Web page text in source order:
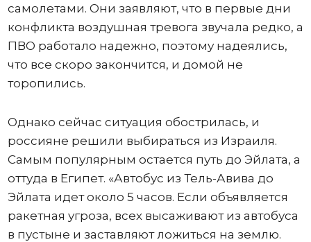
самолетами. Они заявляют, что в первые дни
конфликта воздушная тревога звучала редко, а
ПВО работало надежно, поэтому надеялись,
что все скоро закончится, и домой не
торопились.
Однако сейчас ситуация обострилась, и
россияне решили выбираться из Израиля.
Самым популярным остается путь до Эйлата, а
оттуда в Египет. «Автобус из Тель-Авива до
Эйлата идет около 5 часов. Если объявляется
ракетная угроза, всех высаживают из автобуса
в пустыне и заставляют ложиться на землю.